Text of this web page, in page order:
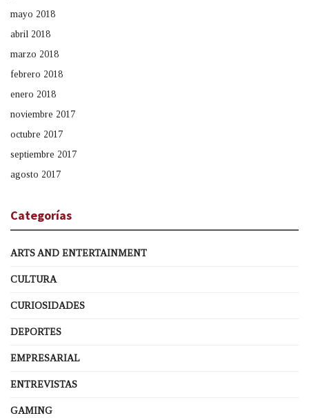
mayo 2018
abril 2018
marzo 2018
febrero 2018
enero 2018
noviembre 2017
octubre 2017
septiembre 2017
agosto 2017
Categorías
ARTS AND ENTERTAINMENT
CULTURA
CURIOSIDADES
DEPORTES
EMPRESARIAL
ENTREVISTAS
GAMING